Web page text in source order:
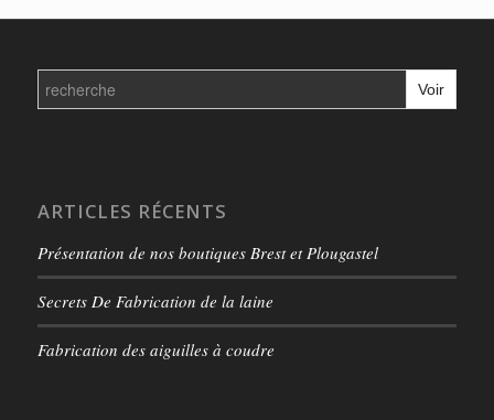
Search
for:
ARTICLES RÉCENTS
Présentation de nos boutiques Brest et Plougastel
Secrets De Fabrication de la laine
Fabrication des aiguilles à coudre